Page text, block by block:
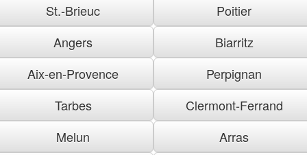
St.-Brieuc
Poitier
Angers
Biarritz
Aix-en-Provence
Perpignan
Tarbes
Clermont-Ferrand
Melun
Arras